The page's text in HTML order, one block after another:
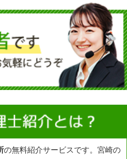
の無料紹介サービスです。宮崎の